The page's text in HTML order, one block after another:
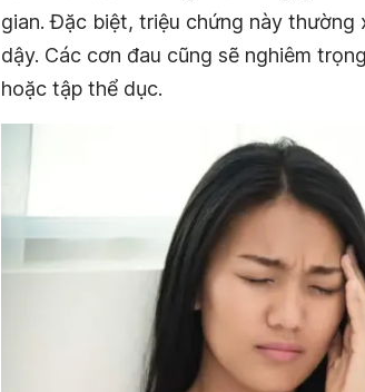
gian. Đặc biệt, triệu chứng này thường
dậy. Các cơn đau cũng sẽ nghiêm
hoặc tập thể dục.